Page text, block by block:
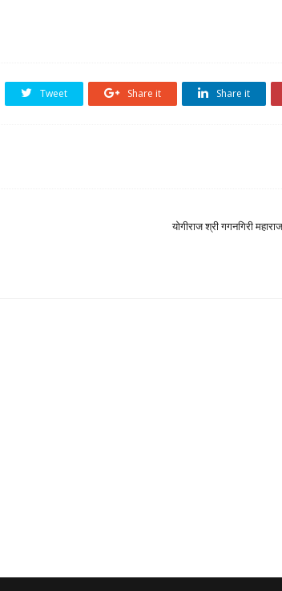
Tweet Share it Share it
योगीराज श्री गगनगिरी